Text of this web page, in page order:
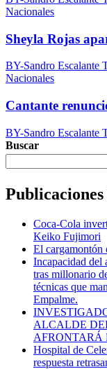
Nacionales
Sheyla Rojas
BY-Sandro Escalante
Nacionales
Cantante
BY-Sandro Escalante
Buscar
Publicaciones
Coca-Cola
Keiko Fujimori
El cargamontón
Incapacidad del
tras millonario
técnicas que
Empalme.
ALCALDE
AFRONTARÁ
Hospital de
respuesta